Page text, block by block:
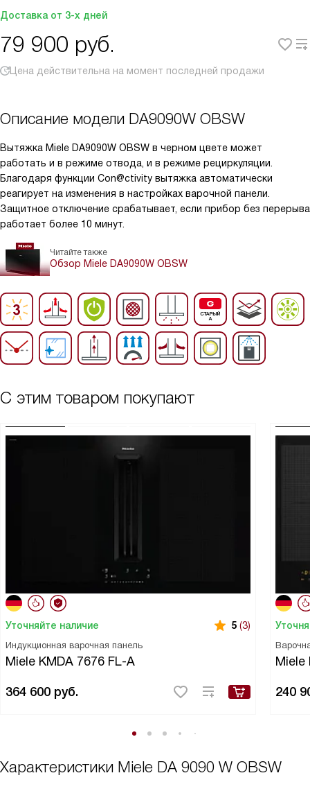
Доставка от 3-х дней
79 900 руб.
Цена действительна на момент последней продажи
Описание модели DA9090W OBSW
Вытяжка Miele DA9090W OBSW в черном цвете может
работать и в режиме отвода, и в режиме рециркуляции.
Благодаря функции Con@ctivity вытяжка автоматически
реагирует на изменения в настройках варочной панели.
Защитное отключение срабатывает, если прибор без перерыва
работает более 10 минут.
Читайте также
Обзор Miele DA9090W OBSW
С этим товаром покупают
Уточняйте наличие 5 (3)
Индукционная варочная панель
Miele KMDA 7676 FL-A
364 600 руб.
Miele
240
Характеристики Miele DA 9090 W OBSW